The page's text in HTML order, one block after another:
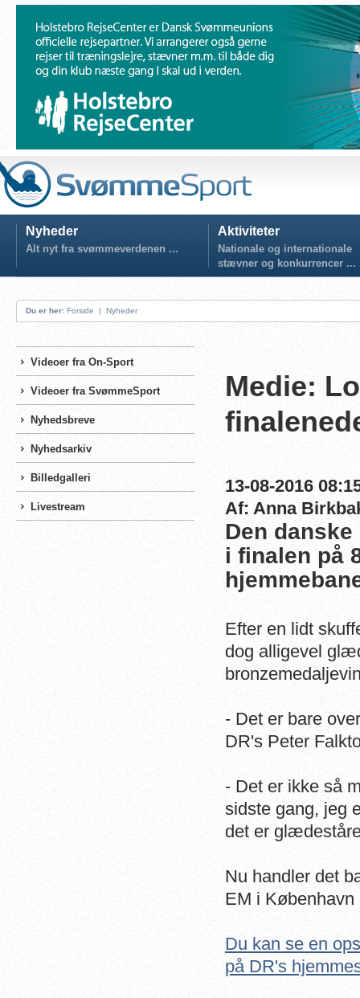
Nyheder
Alt nyt fra svømmeverdenen ...
Aktiviteter
Nationale og internationale
stævner og konkurrencer ...
Du er her: Forside | Nyheder
Videoer fra On-Sport
Videoer fra SvømmeSport
Nyhedsbreve
Nyhedsarkiv
Billedgalleri
Livestream
Medie:
13-08-2016
Af: Anna
Den
i finalen på
Efter en lidt
dog alligevel
- Det er bare
DR's Peter
- Det er ikke så
sidste gang, jeg
det er
Nu handler det
EM i
Du kan se en
på DR's